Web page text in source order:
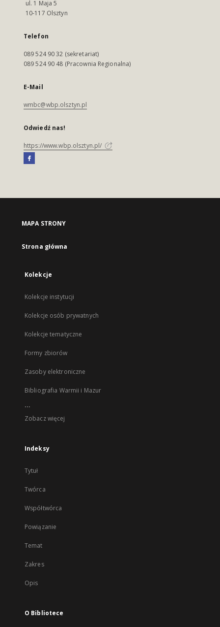
ul. 1 Maja 5
10-117 Olsztyn
Telefon
089 524 90 32 (sekretariat)
089 524 90 48 (Pracownia Regionalna)
E-Mail
wmbc@wbp.olsztyn.pl
Odwiedź nas!
https://www.wbp.olsztyn.pl/
MAPA STRONY
Strona główna
Kolekcje
Kolekcje instytucji
Kolekcje osób prywatnych
Kolekcje tematyczne
Formy zbiorów
Zasoby elektroniczne
Bibliografia Warmii i Mazur
...
Zobacz więcej
Indeksy
Tytuł
Twórca
Współtwórca
Powiązanie
Temat
Zakres
Opis
O Bibliotece